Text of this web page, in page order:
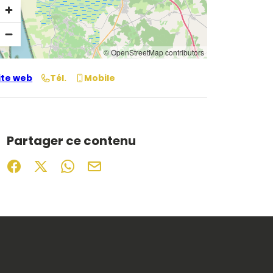
© OpenStreetMap contributors
web Tél. Mobile
Partager ce contenu
Partager sur Facebook (nouvelle fenêtre)
Partager sur X / Twitter (nouvelle fenêtre)
Partager sur WhatsApp
Partager par mail